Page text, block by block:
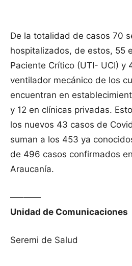
De la totalidad de casos 70
hospitalizados, de estos, 55
Paciente Crítico (UTI- UCI) y
ventilador mecánico de los
encuentran en
y 12 en clínicas privadas.
los nuevos 43 casos de
suman a los 453 ya
de 496 casos confirmados
Araucanía.
—–——
Unidad de Comunicaciones
Seremi de Salud